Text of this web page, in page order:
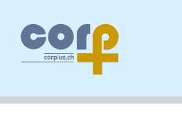
Aller
à
la
Aller
au
contenu
Accueil